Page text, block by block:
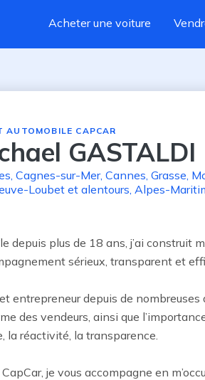
Acheter une voiture
AUTOMOBILE CAPCAR
GASTALDI
, Cagnes-sur-Mer, Cannes, Grasse,
Loubet et alentours, Alpes-
depuis plus de 18 ans, j’ai construit
sérieux, transparent et
entrepreneur depuis de
des vendeurs, ainsi que
la réactivité, la transparence.
CapCar, je vous accompagne en